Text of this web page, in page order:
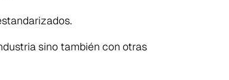
sino también con otras